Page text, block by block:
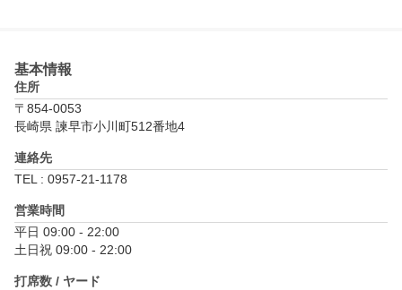
基本情報
住所
〒854-0053
長崎県 諫早市小川町512番地4
連絡先
TEL : 0957-21-1178
営業時間
平日 09:00 - 22:00
土日祝 09:00 - 22:00
打席数 / ヤード